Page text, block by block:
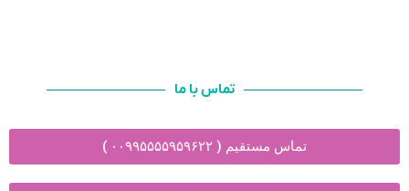
تماس با ما
تماس مستقیم ( ۰۰۹۹۵۵۵۵۹۵۹۶۲۲ )